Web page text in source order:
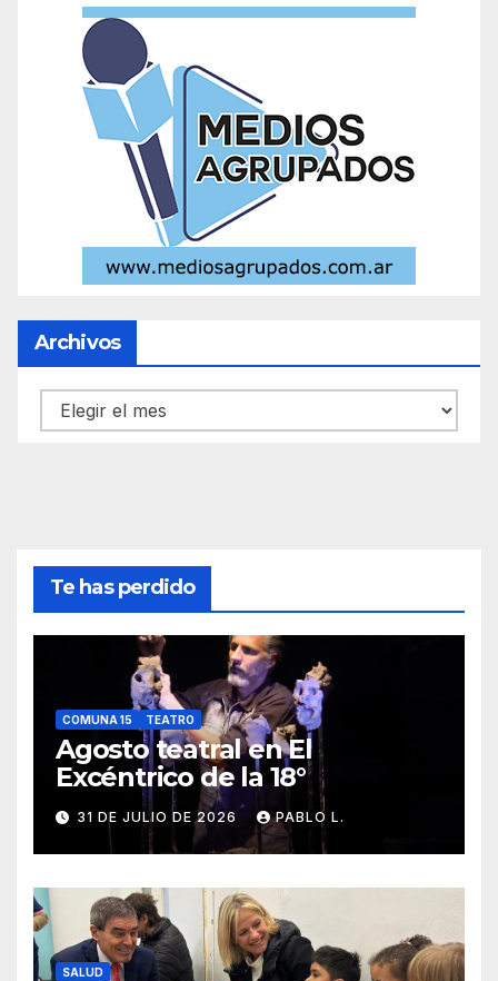
Archivos
Archivos
Te has perdido
COMUNA 15 TEATRO
Agosto teatral en El
Excéntrico de la 18°
31 DE JULIO DE 2026 PABLO L.
SALUD